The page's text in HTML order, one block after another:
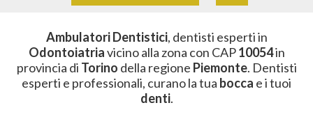
Ambulatori Dentistici, dentisti esperti in
Odontoiatriavicino alla zona con CAP10054in
provincia di Torino della regione Piemonte. Dentisti
esperti e professionali, curano la tua bocca e i tuoi
denti.